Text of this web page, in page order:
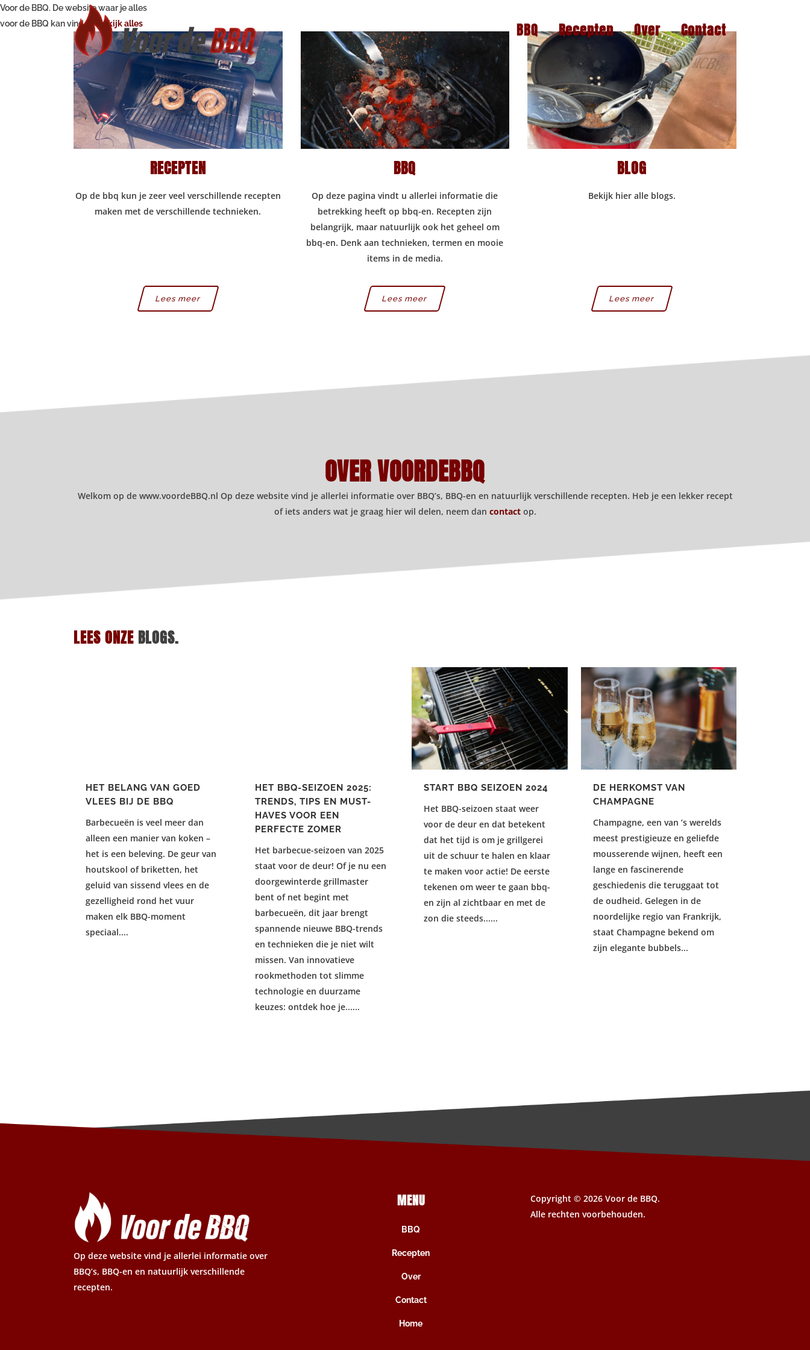
BBQ Recepten Over Contact
Voor de BBQ. De website waar je alles
voor de BBQ kan vinden.
Bekijk alles
RECEPTEN
Op de bbq kun je zeer veel verschillende recepten
maken met de verschillende technieken.
Lees meer
BBQ
Op deze pagina vindt u allerlei informatie die
betrekking heeft op bbq-en. Recepten zijn
belangrijk, maar natuurlijk ook het geheel om
bbq-en. Denk aan technieken, termen en mooie
items in de media.
Lees meer
BLOG
Bekijk hier alle blogs.
Lees meer
OVER VOORDEBBQ
Welkom op de www.voordeBBQ.nl Op deze website vind je allerlei informatie over BBQ’s, BBQ-en en natuurlijk verschillende recepten. Heb je een lekker recept
of iets anders wat je graag hier wil delen, neem dan contactop.
LEES ONZE BLOGS.
HET BELANG VAN GOED
VLEES BIJ DE BBQ
Barbecueën is veel meer dan
alleen een manier van koken –
het is een beleving. De geur van
houtskool of briketten, het
geluid van sissend vlees en de
gezelligheid rond het vuur
maken elk BBQ-moment
speciaal....
HET BBQ-SEIZOEN 2025:
TRENDS, TIPS EN MUST-
HAVES VOOR EEN
PERFECTE ZOMER
Het barbecue-seizoen van 2025
staat voor de deur! Of je nu een
doorgewinterde grillmaster
bent of net begint met
barbecueën, dit jaar brengt
spannende nieuwe BBQ-trends
en technieken die je niet wilt
missen. Van innovatieve
rookmethoden tot slimme
technologie en duurzame
keuzes: ontdek hoe je......
START BBQ SEIZOEN 2024
Het BBQ-seizoen staat weer
voor de deur en dat betekent
dat het tijd is om je grillgerei
uit de schuur te halen en klaar
te maken voor actie! De eerste
tekenen om weer te gaan bbq-
en zijn al zichtbaar en met de
zon die steeds......
DE HERKOMST VAN
CHAMPAGNE
Champagne, een van ’s werelds
meest prestigieuze en geliefde
mousserende wijnen, heeft een
lange en fascinerende
geschiedenis die teruggaat tot
de oudheid. Gelegen in de
noordelijke regio van Frankrijk,
staat Champagne bekend om
zijn elegante bubbels...
Op deze website vind je allerlei informatie over
BBQ’s, BBQ-en en natuurlijk verschillende
recepten.
MENU
BBQ
Recepten
Over
Contact
Home
Copyright ©2026 Voor de BBQ.
Alle rechten voorbehouden.